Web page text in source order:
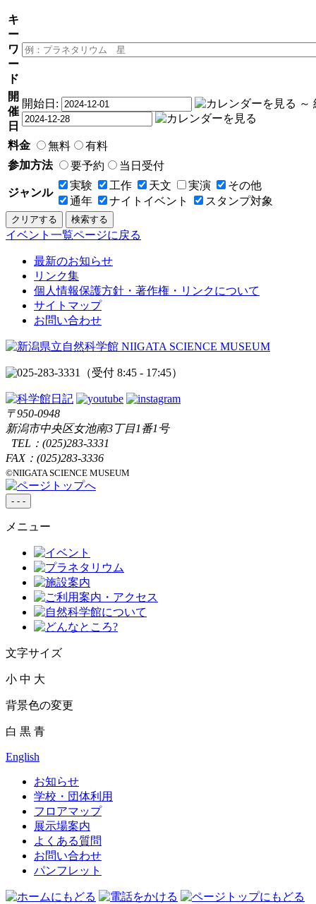
キ
ー
ワ
ー
ド
開
催
日
開始日: ～
料金 無料
有料
参加方法
要予約 当日受付
ジャンル
実験 工作 天文 実演
その他
通年
ナイトイベント スタンプ対象
クリアする 検索する
イベント一覧ページに戻る
最新のお知らせ
リンク集
個人情報保護方針・著作権・リンクについて
サイトマップ
お問い合わせ
（受付 8:45 - 17:45）
〒950-0948
新潟市中央区女池南3丁目1番1号
TEL： (025)283-3331
FAX：(025)283-3336
©NIIGATA SCIENCE MUSEUM
- - -
メニュー
文字サイズ
小 中 大
背景色の変更
白 黒 青
English
お知らせ
学校・団体利用
フロアマップ
展示場案内
よくある質問
お問い合わせ
パンフレット